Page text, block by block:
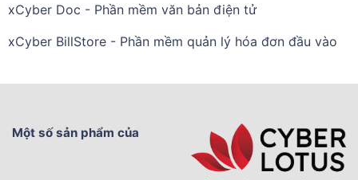
xCyber Doc - Phần mềm văn bản điện tử
xCyber BillStore - Phần mềm quản lý hóa đơn đầu vào
Một số sản phẩm của